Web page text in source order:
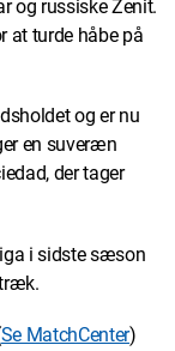
og russiske Zenit.
at turde håbe på
og er nu
en suveræn
der tager
i sidste sæson
Se MatchCenter)